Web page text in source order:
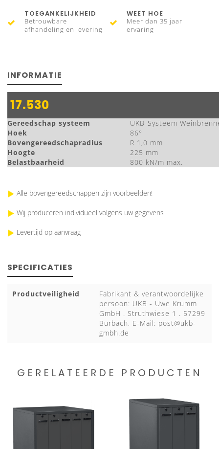
TOEGANKELIJKHEID
Betrouwbare
afhandeling en levering
WEET HOE
Meer dan 35 jaar
ervaring
INFORMATIE
17.530
Gereedschap systeem
UKB-Systeem
Hoek
86°
Bovengereedschapradius
R 1,0 mm
Hoogte
225 mm
Belastbaarheid
800 kN/m max.
Alle bovengereedschappen zijn voorbeelden!
Wij produceren individueel volgens uw gegevens
Levertijd op aanvraag
SPECIFICATIES
Productveiligheid
Fabrikant & verantwoordelijke
persoon: UKB - Uwe Krumm
GmbH . Struthwiese 1 . 57299
Burbach, E-Mail: post@ukb-
gmbh.de
GERELATEERDE PRODUCTEN